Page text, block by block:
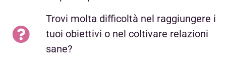
Trovi molta difficoltà nel raggiungere i
tuoi obiettivi o nel coltivare relazioni
sane?